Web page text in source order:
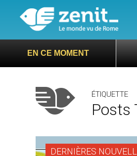
EN CE MOMENT
ÉTIQUETTE
Posts
DERNIÈRES